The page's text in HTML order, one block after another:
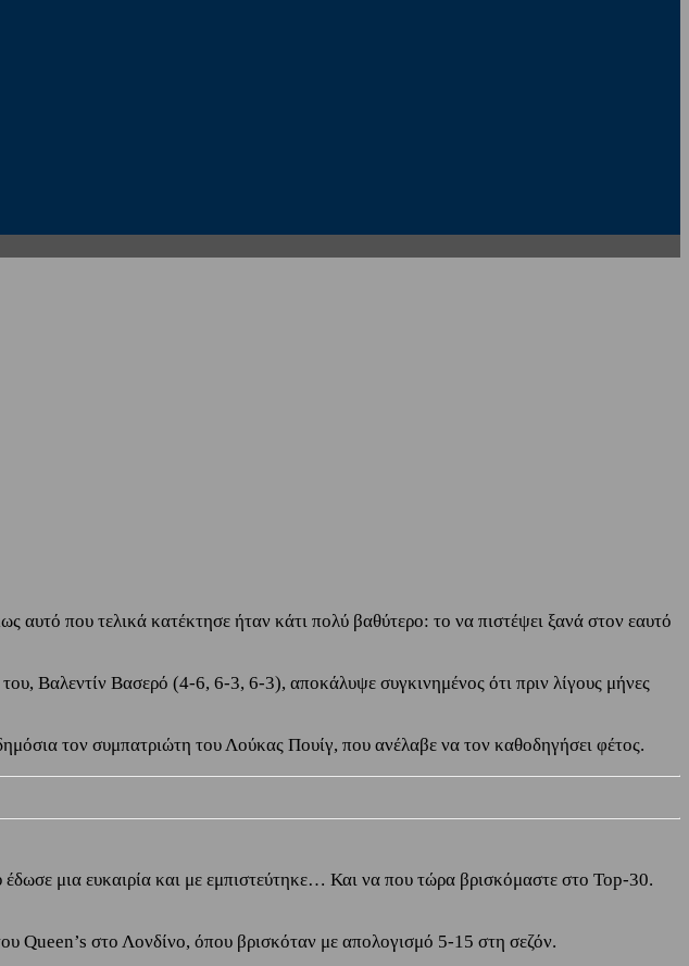
που τελικά κατέκτησε ήταν κάτι πολύ βαθύτερο: το να πιστέψει ξανά στον εαυτό
Βαλεντίν Βασερό (4-6, 6-3, 6-3), αποκάλυψε συγκινημένος ότι πριν λίγους μήνες
τον συμπατριώτη του Λούκας Πουίγ, που ανέλαβε να τον καθοδηγήσει φέτος.
μια ευκαιρία και με εμπιστεύτηκε… Και να που τώρα βρισκόμαστε στο Top-30.
Queen’s στο Λονδίνο, όπου βρισκόταν με απολογισμό 5-15 στη σεζόν.